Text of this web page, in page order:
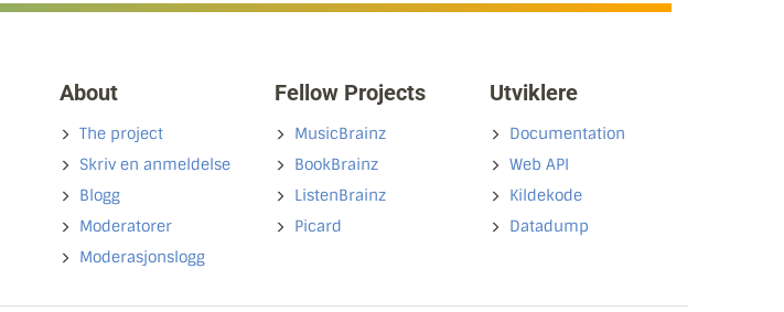
About
The project
Skriv en anmeldelse
Blogg
Moderatorer
Moderasjonslogg
Fellow Projects
MusicBrainz
BookBrainz
ListenBrainz
Picard
Utviklere
Documentation
Web API
Kildekode
Datadump